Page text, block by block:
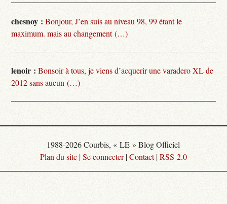
chesnoy : Bonjour, J’en suis au niveau 98, 99 étant le
maximum. mais au changement (…)
lenoir : Bonsoir à tous, je viens d’acquerir une varadero XL de
2012 sans aucun (…)
1988-2026 Courbis, « LE » Blog Officiel
Plan du site |Se connecter|Contact|RSS 2.0